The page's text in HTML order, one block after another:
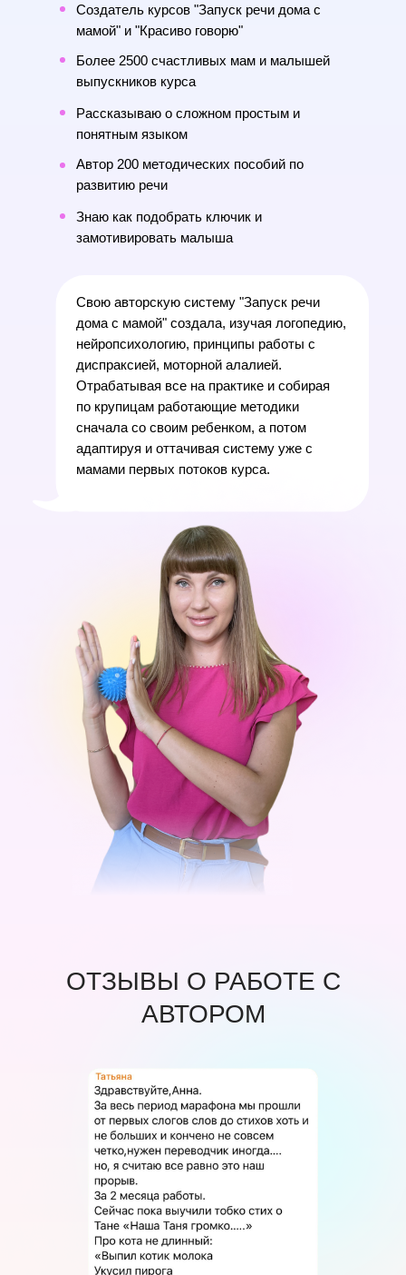
Свою авторскую систему "Запуск речи
дома с мамой" создала, изучая логопедию,
нейропсихологию, принципы работы с
диспраксией, моторной алалией.
Отрабатывая все на практике и собирая
по крупицам работающие методики
сначала со своим ребенком, а потом
адаптируя и оттачивая систему уже с
мамами первых потоков курса.
Создатель курсов "Запуск речи дома с
мамой" и "Красиво говорю"
Более 2500 счастливых мам и малышей
выпускников курса
Рассказываю о сложном простым и
понятным языком
Автор 200 методических пособий по
развитию речи
Знаю как подобрать ключик и
замотивировать малыша
ОТЗЫВЫ О РАБОТЕ С
АВТОРОМ